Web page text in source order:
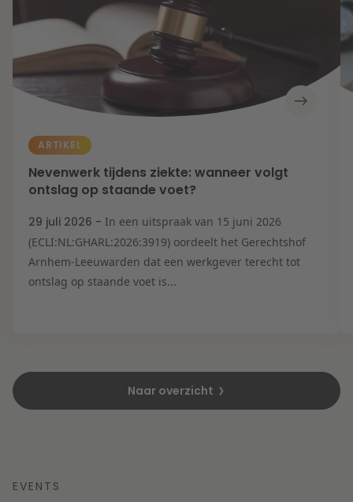
ARTIKEL
Nevenwerk tijdens ziekte: wanneer volgt
ontslag op staande voet?
29 juli 2026 - In een uitspraak van 15 juni 2026
(ECLI:NL:GHARL:2026:3919) oordeelt het Gerechtshof
Arnhem-Leeuwarden dat een werkgever terecht tot
ontslag op staande voet is...
Naar overzicht
EVENTS